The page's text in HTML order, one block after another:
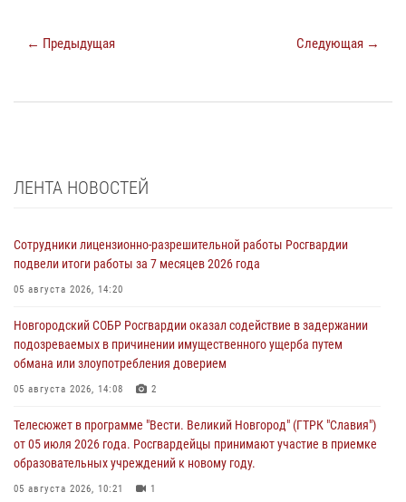
← Предыдущая Следующая →
ЛЕНТА НОВОСТЕЙ
Сотрудники лицензионно-разрешительной работы Росгвардии
подвели итоги работы за 7 месяцев 2026 года
05 августа 2026, 14:20
Новгородский СОБР Росгвардии оказал содействие в задержании
подозреваемых в причинении имущественного ущерба путем
обмана или злоупотребления доверием
05 августа 2026, 14:08 2
Телесюжет в программе "Вести. Великий Новгород" (ГТРК "Славия")
от 05 июля 2026 года. Росгвардейцы принимают участие в приемке
образовательных учреждений к новому году.
05 августа 2026, 10:21 1